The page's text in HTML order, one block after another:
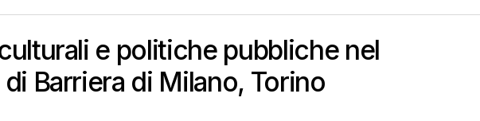
e politiche pubbliche nel
Barriera di Milano, Torino